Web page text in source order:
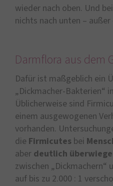
wieder nach oben. Und
nichts nach unten –
Darmflora aus dem
Dafür ist maßgeblich ein
„Dickmacher-Bakterien“
Üblicherweise sind
einem ausgewogenen
vorhanden.
die Firmicutes bei
aber deutlich
zwischen „Dickmachern“
auf bis zu 2.000 : 1